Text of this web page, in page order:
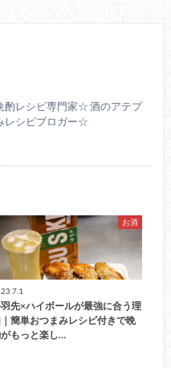
酌レシピ専門家☆ 酒のアテプ
レシピブロガー☆
お酒
先×ハイボールが最強に合う理
簡単おつまみレシピ付きで晩
もっと楽し…